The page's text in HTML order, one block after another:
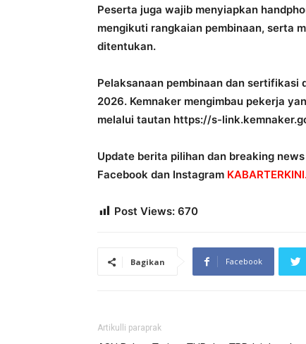
Peserta juga wajib menyiapkan
mengikuti rangkaian pembinaan, serta
ditentukan.
Pelaksanaan pembinaan dan sertifikasi
2026. Kemnaker mengimbau pekerja
melalui tautan https://s-
Update berita pilihan dan breaking
Facebook dan Instagram
Post Views: 670
Bagikan Facebook
Artikulli paraprak